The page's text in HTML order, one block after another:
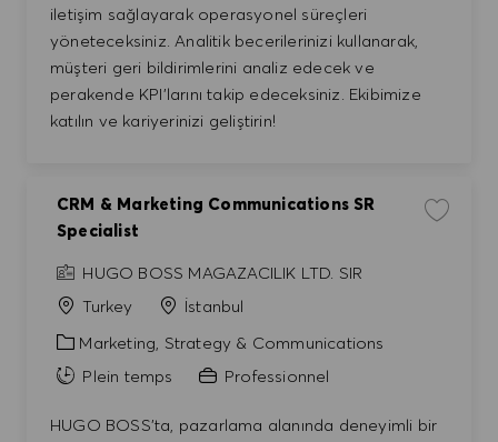
iletişim sağlayarak operasyonel süreçleri
yöneteceksiniz. Analitik becerilerinizi kullanarak,
müşteri geri bildirimlerini analiz edecek ve
perakende KPI'larını takip edeceksiniz. Ekibimize
katılın ve kariyerinizi geliştirin!
CRM & Marketing Communications SR
Specialist
HUGO BOSS MAGAZACILIK LTD. SIR
Turkey
İstanbul
Catégorie
Marketing, Strategy & Communications
Plein temps
Professionnel
HUGO BOSS'ta, pazarlama alanında deneyimli bir